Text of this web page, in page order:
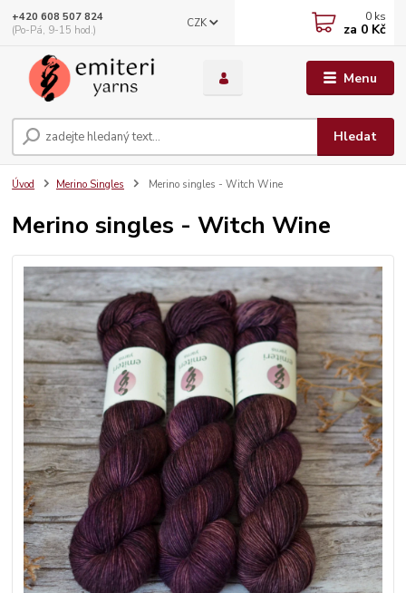
Menu
CZK
Hledat
+420 608 507 824
(Po-Pá, 9-15 hod.)
0 ks
za 0 Kč
Úvod Merino Singles Merino singles - Witch Wine
Merino singles - Witch Wine